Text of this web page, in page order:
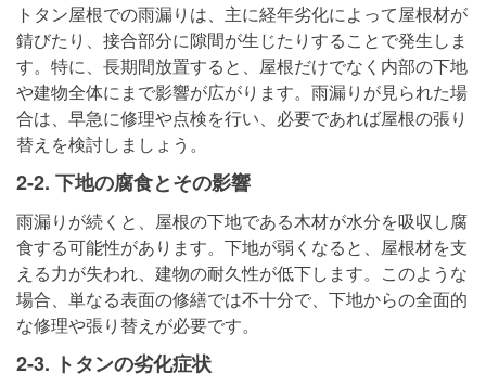
トタン屋根での雨漏りは、主に経年劣化によって屋根材が
錆びたり、接合部分に隙間が生じたりすることで発生しま
す。特に、長期間放置すると、屋根だけでなく内部の下地
や建物全体にまで影響が広がります。雨漏りが見られた場
合は、早急に修理や点検を行い、必要であれば屋根の張り
替えを検討しましょう。
2-2. 下地の腐食とその影響
雨漏りが続くと、屋根の下地である木材が水分を吸収し腐
食する可能性があります。下地が弱くなると、屋根材を支
える力が失われ、建物の耐久性が低下します。このような
場合、単なる表面の修繕では不十分で、下地からの全面的
な修理や張り替えが必要です。
2-3. トタンの劣化症状